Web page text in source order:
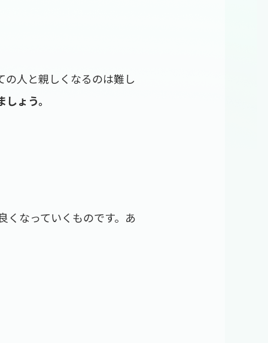
の人と親しくなるのは難し
ょう。
くなっていくものです。あ